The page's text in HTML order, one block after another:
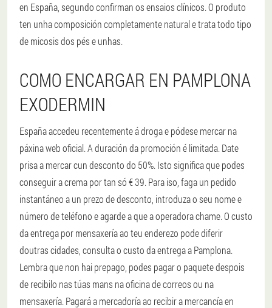
en España, segundo confirman os ensaios clínicos. O produto
ten unha composición completamente natural e trata todo tipo
de micosis dos pés e unhas.
COMO ENCARGAR EN PAMPLONA
EXODERMIN
España accedeu recentemente á droga e pódese mercar na
páxina web oficial. A duración da promoción é limitada. Date
prisa a mercar cun desconto do 50%. Isto significa que podes
conseguir a crema por tan só € 39. Para iso, faga un pedido
instantáneo a un prezo de desconto, introduza o seu nome e
número de teléfono e agarde a que a operadora chame. O custo
da entrega por mensaxería ao teu enderezo pode diferir
doutras cidades, consulta o custo da entrega a Pamplona.
Lembra que non hai prepago, podes pagar o paquete despois
de recibilo nas túas mans na oficina de correos ou na
mensaxería. Pagará a mercadoría ao recibir a mercancía en